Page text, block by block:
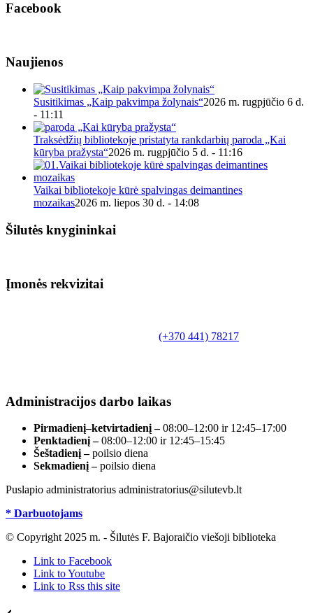
Facebook
Naujienos
Susitikimas „Kaip pakvimpa žolynais“2026 m. rugpjūčio 6 d.
- 11:11
Traksėdžių bibliotekoje pristatyta rankdarbių paroda „Kai
kūryba pražysta“2026 m. rugpjūčio 5 d. - 11:16
Vaikai bibliotekoje kūrė spalvingas deimantines
mozaikas2026 m. liepos 30 d. - 14:08
Šilutės knygininkai
Įmonės rekvizitai
(+370 441) 78217
Administracijos darbo laikas
Pirmadienį–ketvirtadienį –08:00–12:00 ir 12:45–17:00
Penktadienį –08:00–12:00 ir 12:45–15:45
Šeštadienį –poilsio diena
Sekmadienį –poilsio diena
Puslapio administratorius administratorius@silutevb.lt
* Darbuotojams
© Copyright 2025 m. - Šilutės F. Bajoraičio viešoji biblioteka
Link to Facebook
Link to Youtube
Link to Rss this site